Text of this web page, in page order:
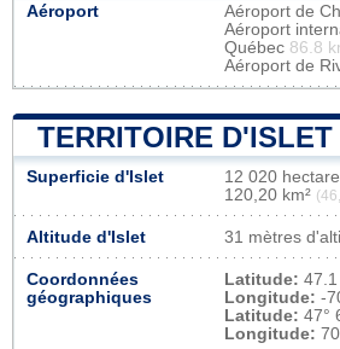
Aéroport Aéroport de
Aéroport
Québec 86.8
Aéroport de
TERRITOIRE D'ISLET
Superficie d'Islet
12 020
120,20 km²
Altitude d'Islet 31 mètres
Coordonnées
géographiques
Latitude: 47.1
Longitude: -
Latitude: 47°
Longitude: